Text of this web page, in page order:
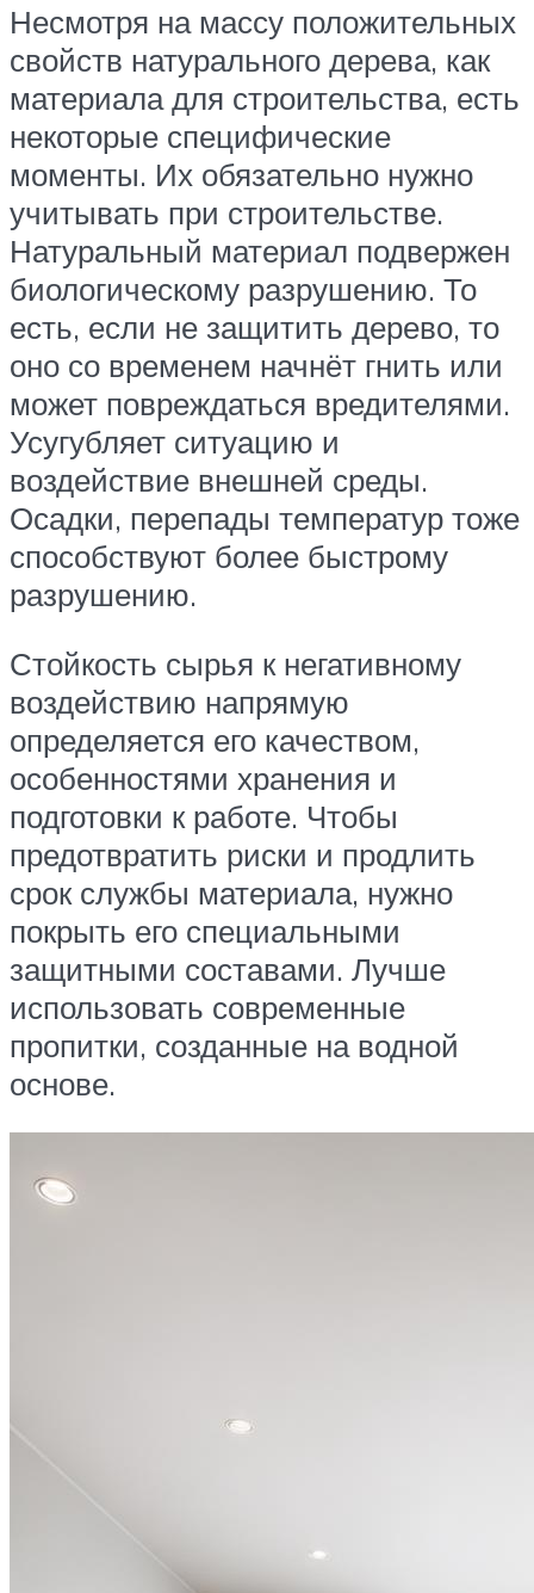
Несмотря на массу положительных
свойств натурального дерева, как
материала для строительства, есть
некоторые специфические
моменты. Их обязательно нужно
учитывать при строительстве.
Натуральный материал подвержен
биологическому разрушению. То
есть, если не защитить дерево, то
оно со временем начнёт гнить или
может повреждаться вредителями.
Усугубляет ситуацию и
воздействие внешней среды.
Осадки, перепады температур тоже
способствуют более быстрому
разрушению.
Стойкость сырья к негативному
воздействию напрямую
определяется его качеством,
особенностями хранения и
подготовки к работе. Чтобы
предотвратить риски и продлить
срок службы материала, нужно
покрыть его специальными
защитными составами. Лучше
использовать современные
пропитки, созданные на водной
основе.